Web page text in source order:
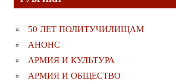
50 ЛЕТ ПОЛИТУЧИЛИЩАМ
АНОНС
АРМИЯ И КУЛЬТУРА
АРМИЯ И ОБЩЕСТВО